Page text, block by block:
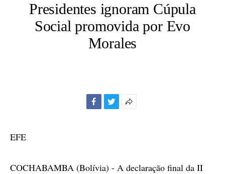
Presidentes ignoram Cúpula
Social promovida por Evo
Morales
EFE
COCHABAMBA (Bolívia) - A declaração final da II